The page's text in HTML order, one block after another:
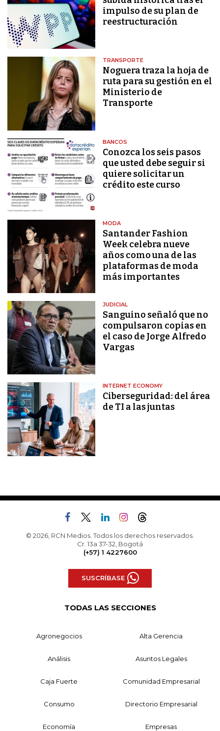
impulso de su plan de
reestructuración
TRANSPORTE
Noguera traza la hoja de
ruta para su gestión en el
Ministerio de
Transporte
BANCOS
Conozca los seis pasos
que usted debe seguir si
quiere solicitar un
crédito este curso
MODA
Santander Fashion
Week celebra nueve
años como una de las
plataformas de moda
más importantes
JUDICIAL
Sanguino señaló que no
compulsaron copias en
el caso de Jorge Alfredo
Vargas
INTERNET ECONOMY
Ciberseguridad: del área
de TI a las juntas
© 2026, RCN Medios. Todos los derechos reservados.
Cr. 13a 37-32, Bogotá
(+57) 1 4227600
SUSCRÍBASE
TODAS LAS SECCIONES
Agronegocios Alta Gerencia
Análisis Asuntos Legales
Caja Fuerte Comunidad Empresarial
Consumo Directorio Empresarial
Economía Empresas